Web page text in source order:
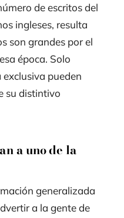
de escritos del
ingleses, resulta
son grandes por el
época. Solo
pueden
su distintivo
a uno de la
generalizada
a la gente de